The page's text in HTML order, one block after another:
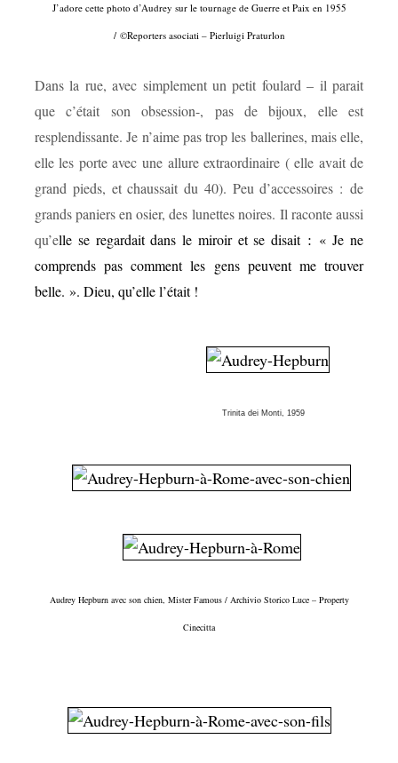
J’adore cette photo d’Audrey sur le tournage de Guerre et Paix en 1955
/ ©Reporters asociati – Pierluigi Praturlon
Dans la rue, avec simplement un petit foulard – il parait
que c’était son obsession-, pas de bijoux, elle est
resplendissante. Je n’aime pas trop les ballerines, mais elle,
elle les porte avec une allure extraordinaire ( elle avait de
grand pieds, et chaussait du 40). Peu d’accessoires : de
grands paniers en osier, des lunettes noires. Il raconte aussi
qu’elle se regardait dans le miroir et se disait: «Je ne
comprends pas comment les gens peuvent me trouver
belle. ». Dieu, qu’elle l’était !
Trinita dei Monti, 1959
Audrey Hepburn avec son chien, Mister Famous / Archivio Storico Luce – Property
Cinecitta